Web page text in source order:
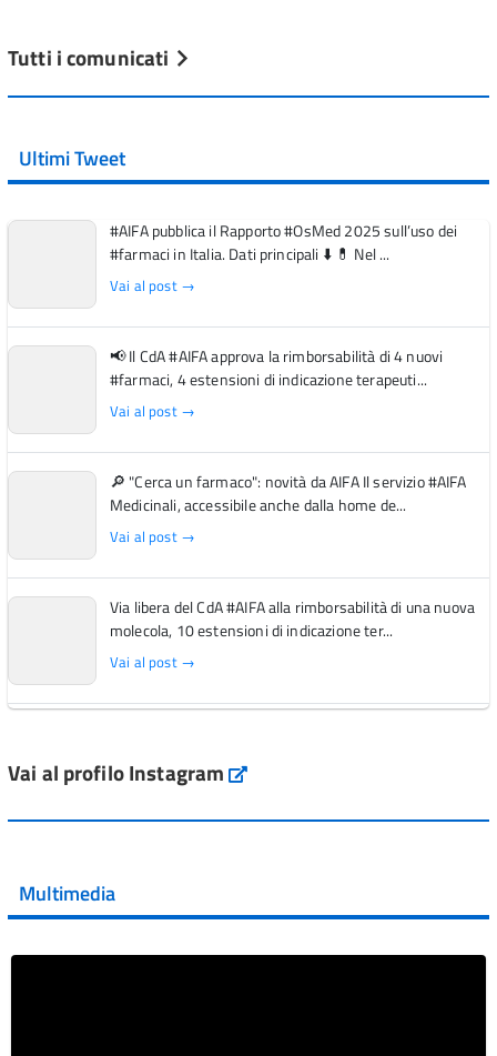
Tutti i comunicati
Ultimi Tweet
#AIFA pubblica il Rapporto #OsMed 2025 sull’uso dei
#farmaci in Italia. Dati principali ⬇️ 💊 Nel ...
Vai al post →
📢 Il CdA #AIFA approva la rimborsabilità di 4 nuovi
#farmaci, 4 estensioni di indicazione terapeuti...
Vai al post →
🔎 "Cerca un farmaco": novità da AIFA Il servizio #AIFA
Medicinali, accessibile anche dalla home de...
Vai al post →
Via libera del CdA #AIFA alla rimborsabilità di una nuova
molecola, 10 estensioni di indicazione ter...
Vai al post →
Vai al post →
Vai al post →
Vai al profilo Instagram Instagram
Multimedia